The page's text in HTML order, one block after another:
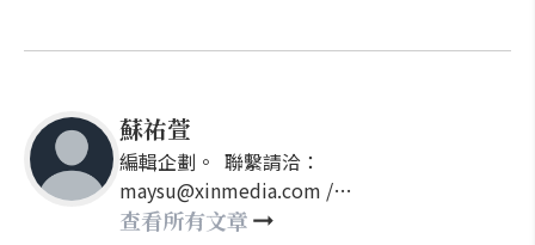
蘇祐萱
編輯企劃。 聯繫請洽：
maysu@xinmedia.com /
may860527@gmail.com
查看所有文章